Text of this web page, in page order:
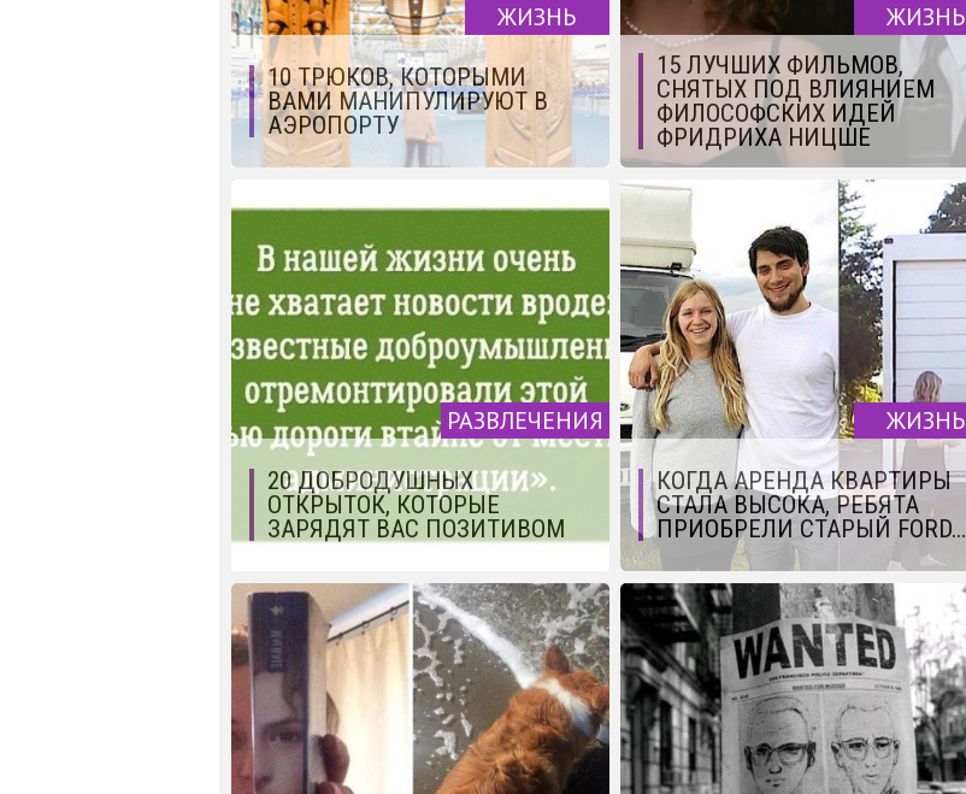
ЖИЗНЬ
10 ТРЮКОВ, КОТОРЫМИ
ВАМИ МАНИПУЛИРУЮТ В
АЭРОПОРТУ
ЖИЗНЬ
15 ЛУЧШИХ ФИЛЬМОВ,
СНЯТЫХ ПОД ВЛИЯНИЕМ
ФИЛОСОФСКИХ ИДЕЙ
ФРИДРИХА НИЦШЕ
РАЗВЛЕЧЕНИЯ
20 ДОБРОДУШНЫХ
ОТКРЫТОК, КОТОРЫЕ
ЗАРЯДЯТ ВАС ПОЗИТИВОМ
ЖИЗНЬ
КОГДА АРЕНДА КВАРТИРЫ
СТАЛА ВЫСОКА, РЕБЯТА
ПРИОБРЕЛИ СТАРЫЙ FORD...